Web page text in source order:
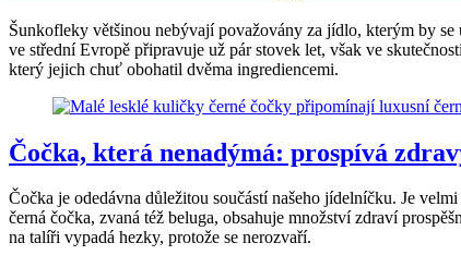
Šunkofleky většinou nebývají považovány za jídlo, kterým by
ve střední Evropě připravuje už pár stovek let, však ve
který jejich chuť obohatil dvěma ingrediencemi.
Čočka, která nenadýmá: prospívá
Čočka je odedávna důležitou součástí našeho jídelníčku. Je
černá čočka, zvaná též beluga, obsahuje množství zdraví
na talíři vypadá hezky, protože se nerozvaří.